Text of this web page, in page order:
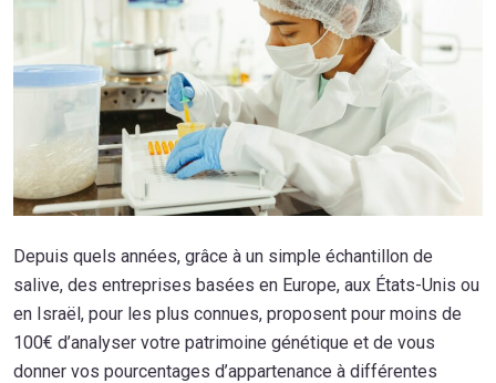
Depuis quels années, grâce à un simple échantillon de
salive, des entreprises basées en Europe, aux États-Unis ou
en Israël, pour les plus connues, proposent pour moins de
100€ d’analyser votre patrimoine génétique et de vous
donner vos pourcentages d’appartenance à différentes